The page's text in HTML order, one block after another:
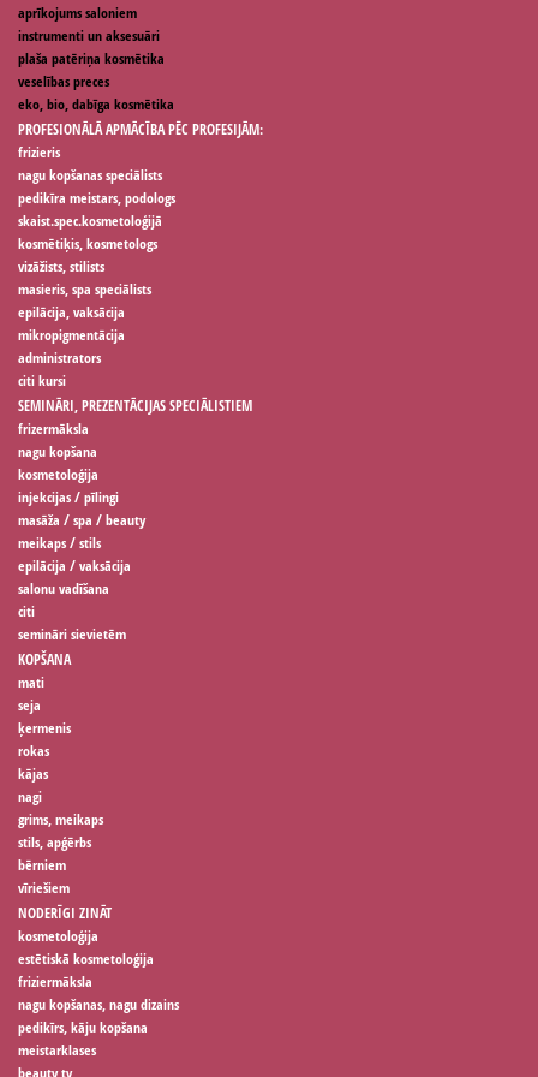
aprīkojums saloniem
instrumenti un aksesuāri
plaša patēriņa kosmētika
veselības preces
eko, bio, dabīga kosmētika
PROFESIONĀLĀ APMĀCĪBA PĒC PROFESIJĀM:
frizieris
nagu kopšanas speciālists
pedikīra meistars, podologs
skaist.spec.kosmetoloģijā
kosmētiķis, kosmetologs
vizāžists, stilists
masieris, spa speciālists
epilācija, vaksācija
mikropigmentācija
administrators
citi kursi
SEMINĀRI, PREZENTĀCIJAS SPECIĀLISTIEM
frizermāksla
nagu kopšana
kosmetoloģija
injekcijas / pīlingi
masāža / spa / beauty
meikaps / stils
epilācija / vaksācija
salonu vadīšana
citi
semināri sievietēm
KOPŠANA
mati
seja
ķermenis
rokas
kājas
nagi
grims, meikaps
stils, apģērbs
bērniem
vīriešiem
NODERĪGI ZINĀT
kosmetoloģija
estētiskā kosmetoloģija
friziermāksla
nagu kopšanas, nagu dizains
pedikīrs, kāju kopšana
meistarklases